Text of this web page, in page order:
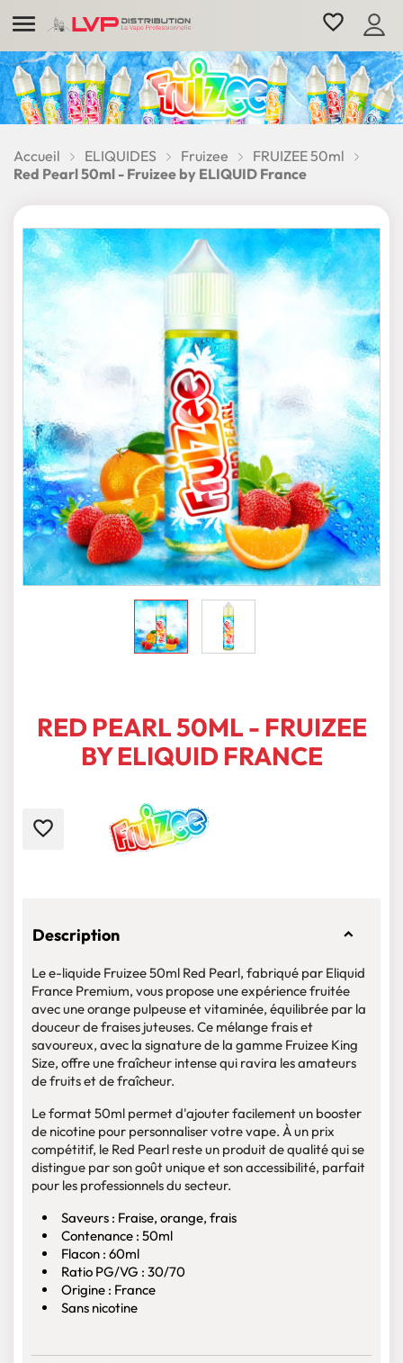
 favorite_border
Accueil ELIQUIDES Fruizee
FRUIZEE 50ml
Red Pearl 50ml - Fruizee by ELIQUID France
RED PEARL 50ML - FRUIZEE
BY ELIQUID FRANCE
favorite_border
Description
Le e-liquide Fruizee 50ml Red Pearl, fabriqué par Eliquid
France Premium, vous propose une expérience fruitée
avec une orange pulpeuse et vitaminée, équilibrée par la
douceur de fraises juteuses. Ce mélange frais et
savoureux, avec la signature de la gamme Fruizee King
Size, offre une fraîcheur intense qui ravira les amateurs
de fruits et de fraîcheur.
Le format 50ml permet d'ajouter facilement un booster
de nicotine pour personnaliser votre vape. À un prix
compétitif, le Red Pearl reste un produit de qualité qui se
distingue par son goût unique et son accessibilité, parfait
pour les professionnels du secteur.
Saveurs : Fraise, orange, frais
Contenance : 50ml
Flacon : 60ml
Ratio PG/VG : 30/70
Origine : France
Sans nicotine